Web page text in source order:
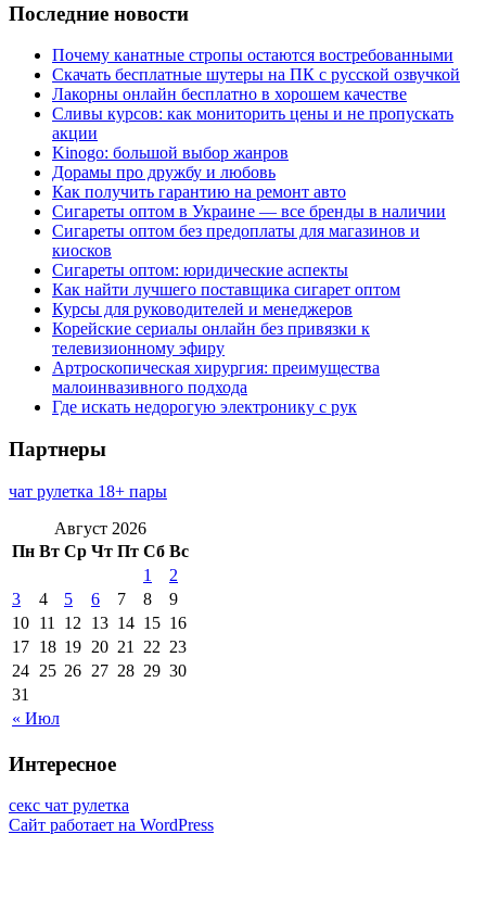
Последние новости
Почему канатные стропы остаются востребованными
Скачать бесплатные шутеры на ПК с русской озвучкой
Лакорны онлайн бесплатно в хорошем качестве
Сливы курсов: как мониторить цены и не пропускать
акции
Kinogo: большой выбор жанров
Дорамы про дружбу и любовь
Как получить гарантию на ремонт авто
Сигареты оптом в Украине — все бренды в наличии
Сигареты оптом без предоплаты для магазинов и
киосков
Сигареты оптом: юридические аспекты
Как найти лучшего поставщика сигарет оптом
Курсы для руководителей и менеджеров
Корейские сериалы онлайн без привязки к
телевизионному эфиру
Артроскопическая хирургия: преимущества
малоинвазивного подхода
Где искать недорогую электронику с рук
Партнеры
чат рулетка 18+ пары
Август 2026
Пн Вт Ср Чт Пт Сб Вс
« Июл
1
2
3
4 5 6 7 8
9
10 11 12 13 14 15 16
17 18 19 20 21 22 23
24 25 26 27 28 29 30
31
Интересное
секс чат рулетка
Сайт работает на WordPress